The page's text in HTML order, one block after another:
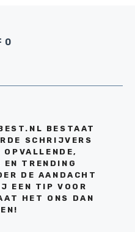
BESTAAT
SCHRIJVERS
EN TRENDING
DE AANDACHT
EEN TIP VOOR
HET ONS DAN